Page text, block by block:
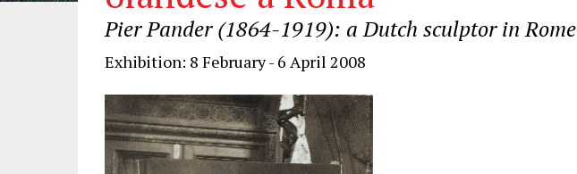
Pier Pander (1864-1919): a Dutch sculptor in Rome
Exhibition: 8 February - 6 April 2008